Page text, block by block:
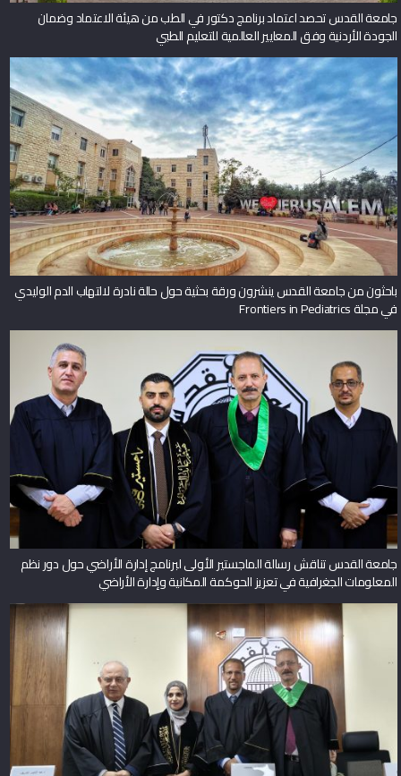
جامعة القدس تحصد اعتماد برنامج دكتور في الطب من هيئة الاعتماد وضمان
الجودة الأردنية وفق المعايير العالمية للتعليم الطبي
باحثون من جامعة القدس ينشرون ورقة بحثية حول حالة نادرة لالتهاب الدم الوليدي
في مجلة Frontiers in Pediatrics
جامعة القدس تناقش رسالة الماجستير الأولى لبرنامج إدارة الأراضي حول دور نظم
المعلومات الجغرافية في تعزيز الحوكمة المكانية وإدارة الأراضي